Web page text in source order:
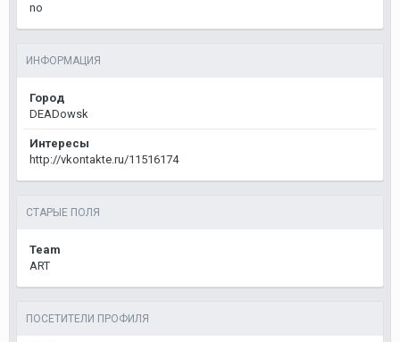
no
ИНФОРМАЦИЯ
Город
DEADowsk
Интересы
http://vkontakte.ru/11516174
СТАРЫЕ ПОЛЯ
Team
ART
ПОСЕТИТЕЛИ ПРОФИЛЯ